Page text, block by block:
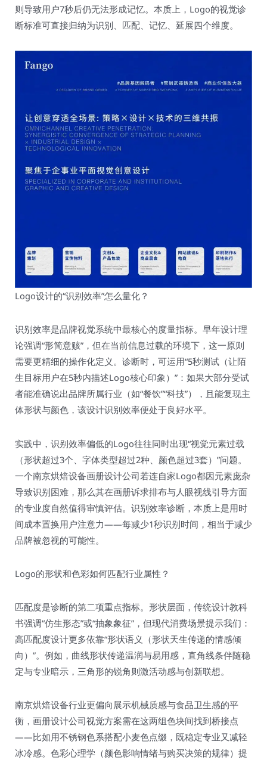
则导致用户7秒后仍无法形成记忆。本质上，Logo的视觉诊
断标准可直接归纳为识别、匹配、记忆、延展四个维度。
Logo设计的“识别效率”怎么量化？
识别效率是品牌视觉系统中最核心的度量指标。早年设计理
论强调“形简意赅”，但在当前信息过载的环境下，这一原则
需要更精细的操作化定义。诊断时，可运用“5秒测试（让陌
生目标用户在5秒内描述Logo核心印象）”：如果大部分受试
者能准确说出品牌所属行业（如“餐饮”“科技”），且能复现主
体形状与颜色，该设计识别效率便处于良好水平。
实践中，识别效率偏低的Logo往往同时出现“视觉元素过载
（形状超过3个、字体类型超过2种、颜色超过3套）”问题。
一个南京烘焙设备画册设计公司若连自家Logo都因元素庞杂
导致识别困难，那么其在画册诉求排布与人眼视线引导方面
的专业度自然值得审慎评估。识别效率诊断，本质上是用时
间成本置换用户注意力——每减少1秒识别时间，相当于减少
品牌被忽视的可能性。
Logo的形状和色彩如何匹配行业属性？
匹配度是诊断的第二项重点指标。形状层面，传统设计教科
书强调“仿生形态”或“抽象象征”，但现代消费场景提示我们：
高匹配度设计更多依靠“形状语义（形状天生传递的情感倾
向）”。例如，曲线形状传递温润与易用感，直角线条伴随稳
定与专业暗示，三角形的锐角则激活动感与创新联想。
南京烘焙设备行业更偏向展示机械质感与食品卫生感的平
衡，画册设计公司视觉方案需在这两组色块间找到桥接点
——比如用不锈钢色系搭配小麦色点缀，既稳定专业又减轻
冰冷感。色彩心理学（颜色影响情绪与购买决策的规律）提